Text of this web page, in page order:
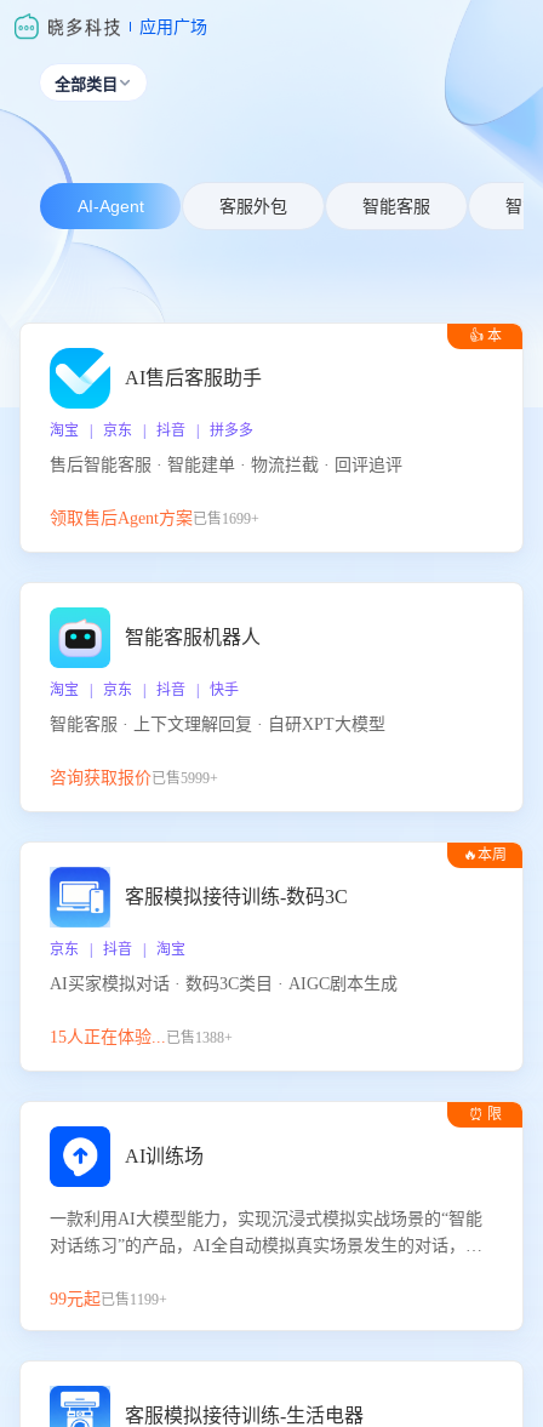
应用广场
全部类目 
AI-Agent 客服外包 智能客服 智能
👍 本
AI售后客服助手
淘宝 | 京东 | 抖音 | 拼多多
售后智能客服 · 智能建单 · 物流拦截 · 回评追评
领取售后Agent方案已售1699+
智能客服机器人
淘宝 | 京东 | 抖音 | 快手
智能客服 · 上下文理解回复 · 自研XPT大模型
咨询获取报价已售5999+
🔥本周
客服模拟接待训练-数码3C
京东 | 抖音 | 淘宝
AI买家模拟对话 · 数码3C类目 · AIGC剧本生成
15人正在体验...已售1388+
⏰ 限
AI训练场
一款利用AI大模型能力，实现沉浸式模拟实战场景的“智能
对话练习”的产品，AI全自动模拟真实场景发生的对话，企
服能力。
99元起已售1199+
客服模拟接待训练-生活电器